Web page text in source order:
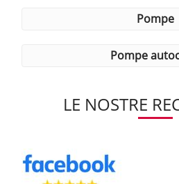
pompe
pompe
LE NOSTRE